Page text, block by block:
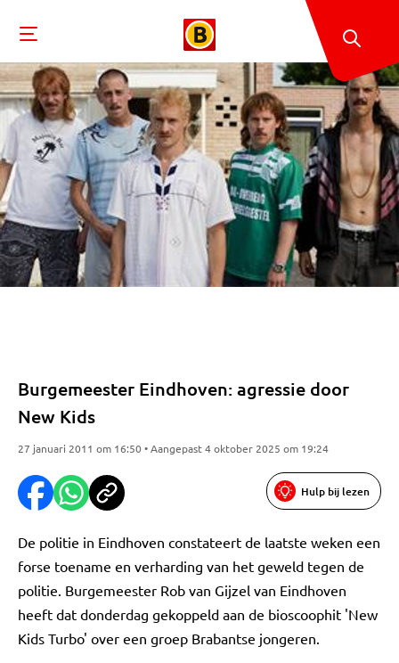
Burgemeester Eindhoven: agressie door
New Kids
27 januari 2011 om 16:50 • Aangepast 4 oktober 2025 om 19:24
Hulp bij lezen
De politie in Eindhoven constateert de laatste weken een
forse toename en verharding van het geweld tegen de
politie. Burgemeester Rob van Gijzel van Eindhoven
heeft dat donderdag gekoppeld aan de bioscoophit 'New
Kids Turbo' over een groep Brabantse jongeren.